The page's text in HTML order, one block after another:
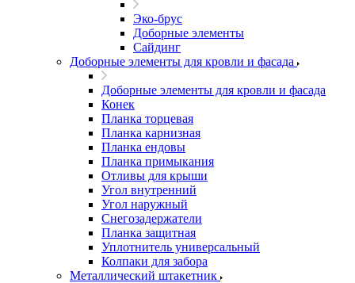
Эко-брус
Доборные элементы
Сайдинг
Доборные элементы для кровли и фасада
Доборные элементы для кровли и фасада
Конек
Планка торцевая
Планка карнизная
Планка ендовы
Планка примыкания
Отливы для крыши
Угол внутренний
Угол наружный
Снегозадержатели
Планка защитная
Уплотнитель универсальный
Колпаки для забора
Металлический штакетник